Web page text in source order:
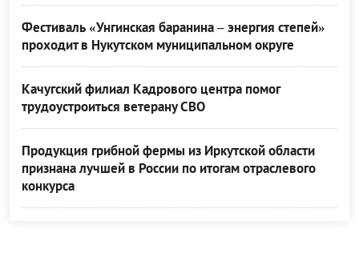
Фестиваль «Унгинская баранина – энергия степей»
проходит в Нукутском муниципальном округе
Качугский филиал Кадрового центра помог
трудоустроиться ветерану СВО
Продукция грибной фермы из Иркутской области
признана лучшей в России по итогам отраслевого
конкурса